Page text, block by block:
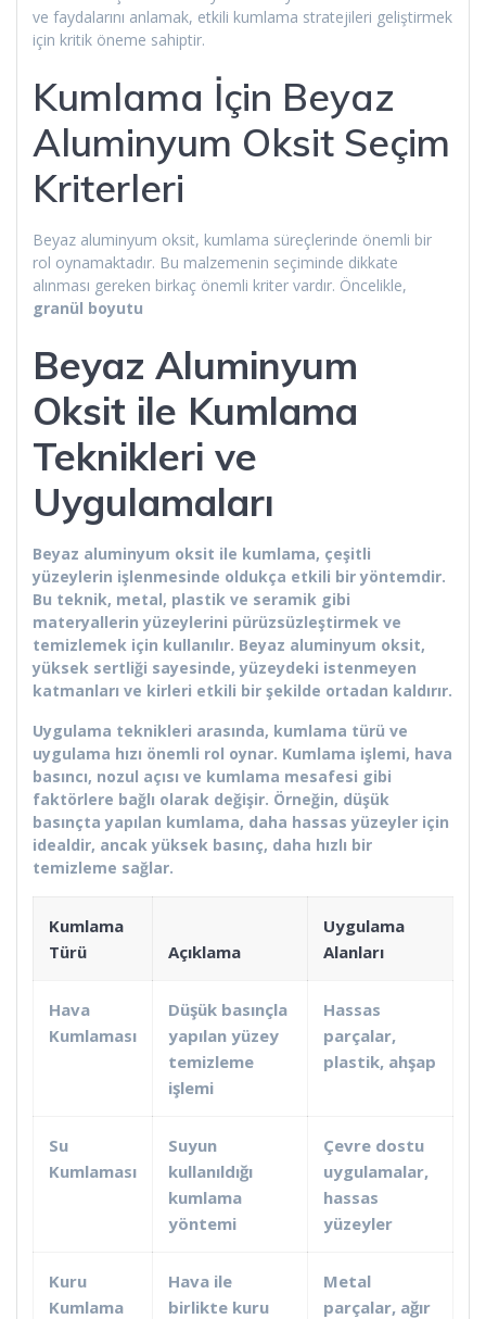
ve faydalarını anlamak, etkili kumlama stratejileri geliştirmek
için kritik öneme sahiptir.
Kumlama İçin Beyaz
Aluminyum Oksit Seçim
Kriterleri
Beyaz aluminyum oksit, kumlama süreçlerinde önemli bir
rol oynamaktadır. Bu malzemenin seçiminde dikkate
alınması gereken birkaç önemli kriter vardır. Öncelikle,
granül boyutu
Beyaz Aluminyum
Oksit ile Kumlama
Teknikleri ve
Uygulamaları
Beyaz aluminyum oksit ile kumlama, çeşitli
yüzeylerin işlenmesinde oldukça etkili bir yöntemdir.
Bu teknik, metal, plastik ve seramik gibi
materyallerin yüzeylerini pürüzsüzleştirmek ve
temizlemek için kullanılır. Beyaz aluminyum oksit,
yüksek sertliği sayesinde, yüzeydeki istenmeyen
katmanları ve kirleri etkili bir şekilde ortadan kaldırır.
Uygulama teknikleri arasında, kumlama türü ve
uygulama hızı önemli rol oynar. Kumlama işlemi, hava
basıncı, nozul açısı ve kumlama mesafesi gibi
faktörlere bağlı olarak değişir. Örneğin, düşük
basınçta yapılan kumlama, daha hassas yüzeyler için
idealdir, ancak yüksek basınç, daha hızlı bir
temizleme sağlar.
Kumlama
Türü
Açıklama
Uygulama
Alanları
Hava
Kumlaması
Düşük basınçla
yapılan yüzey
temizleme
işlemi
Hassas
parçalar,
plastik, ahşap
Su
Kumlaması
Suyun
kullanıldığı
kumlama
yöntemi
Çevre dostu
uygulamalar,
hassas
yüzeyler
Kuru
Kumlama
Hava ile
birlikte kuru
Metal
parçalar, ağır